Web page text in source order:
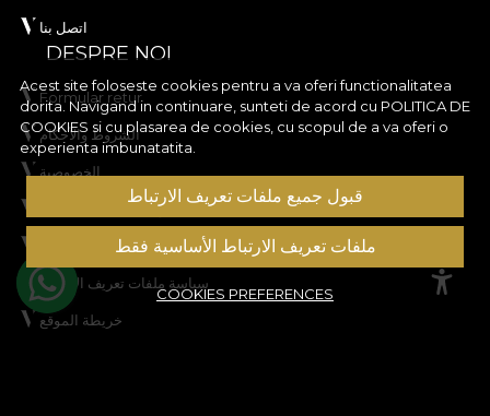
Acest site foloseste cookies pentru a va oferi functionalitatea
dorita. Navigand in continuare, sunteti de acord cu POLITICA DE
COOKIES si cu plasarea de cookies, cu scopul de a va oferi o
experienta imbunatatita.
قبول جميع ملفات تعريف الارتباط
ملفات تعريف الارتباط الأساسية فقط
COOKIES PREFERENCES
اتصل بنا
DESPRE NOI
Formular retur
الشروط والأحكام
الخصوصية
قواعد حملة التخفيضات
قواعد المسابقة
سياسة ملفات تعريف الارتباط
خريطة الموقع